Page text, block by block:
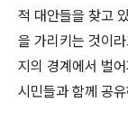
적 대안들을 찾고
을 가리키는 것이
지의 경계에서 벌
시민들과 함께 공